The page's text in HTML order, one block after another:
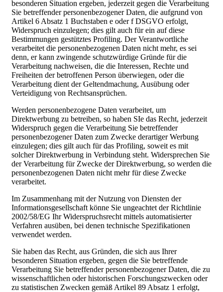
besonderen Situation ergeben, jederzeit gegen die Verarbeitung
Sie betreffender personenbezogener Daten, die aufgrund von
Artikel 6 Absatz 1 Buchstaben e oder f DSGVO erfolgt,
Widerspruch einzulegen; dies gilt auch für ein auf diese
Bestimmungen gestütztes Profiling. Der Verantwortliche
verarbeitet die personenbezogenen Daten nicht mehr, es sei
denn, er kann zwingende schutzwürdige Gründe für die
Verarbeitung nachweisen, die die Interessen, Rechte und
Freiheiten der betroffenen Person überwiegen, oder die
Verarbeitung dient der Geltendmachung, Ausübung oder
Verteidigung von Rechtsansprüchen.
Werden personenbezogene Daten verarbeitet, um
Direktwerbung zu betreiben, so haben SIe das Recht, jederzeit
Widerspruch gegen die Verarbeitung Sie betreffender
personenbezogener Daten zum Zwecke derartiger Werbung
einzulegen; dies gilt auch für das Profiling, soweit es mit
solcher Direktwerbung in Verbindung steht. Widersprechen Sie
der Verarbeitung für Zwecke der Direktwerbung, so werden die
personenbezogenen Daten nicht mehr für diese Zwecke
verarbeitet.
Im Zusammenhang mit der Nutzung von Diensten der
Informationsgesellschaft könne Sie ungeachtet der Richtlinie
2002/58/EG Ihr Widerspruchsrecht mittels automatisierter
Verfahren ausüben, bei denen technische Spezifikationen
verwendet werden.
Sie haben das Recht, aus Gründen, die sich aus Ihrer
besonderen Situation ergeben, gegen die Sie betreffende
Verarbeitung Sie betreffender personenbezogener Daten, die zu
wissenschaftlichen oder historischen Forschungszwecken oder
zu statistischen Zwecken gemäß Artikel 89 Absatz 1 erfolgt,